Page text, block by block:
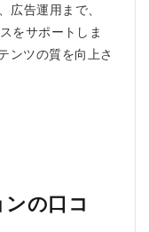
広告運用まで、
をサポートしま
ンツの質を向上さ
の口コ